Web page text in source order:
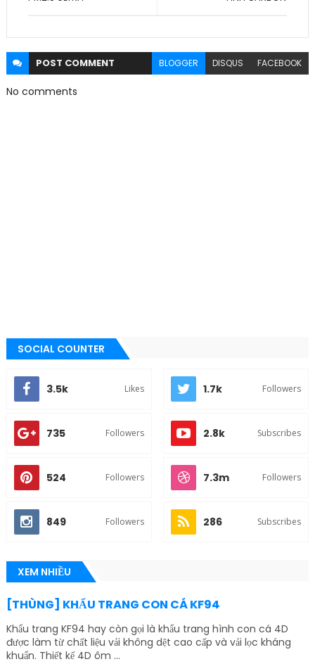
POST COMMENT BLOGGER DISQUS FACEBOOK
No comments
SOCIAL COUNTER
3.5k Likes 1.7k Followers
735 Followers 2.8k Subscribes
524 Followers 7.3m Followers
849 Followers 286 Subscribes
XEM NHIỀU
[THÙNG] KHẨU TRANG CON CÁ KF94
Khẩu trang KF94 hay còn gọi là khẩu trang hình con cá 4D
được làm từ chất liệu vải không dệt cao cấp và vải lọc kháng
khuẩn. Thiết kế 4D ôm ...